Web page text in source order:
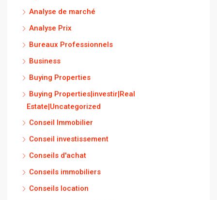
Analyse de marché
Analyse Prix
Bureaux Professionnels
Business
Buying Properties
Buying Properties|investir|Real
Estate|Uncategorized
Conseil Immobilier
Conseil investissement
Conseils d'achat
Conseils immobiliers
Conseils location